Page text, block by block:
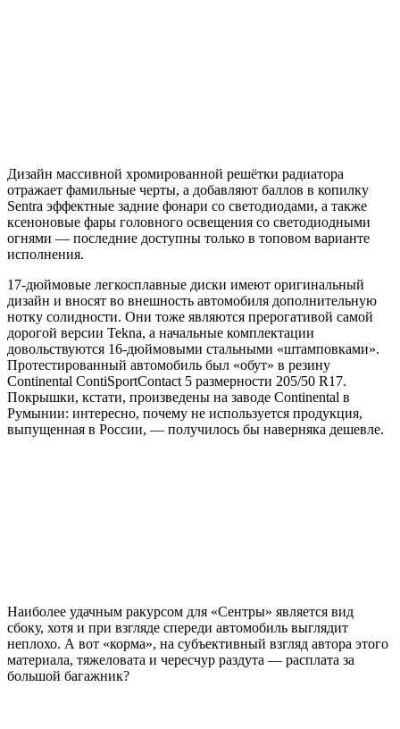
Дизайн массивной хромированной решётки радиатора
отражает фамильные черты, а добавляют баллов в копилку
Sentra эффектные задние фонари со светодиодами, а также
ксеноновые фары головного освещения со светодиодными
огнями — последние доступны только в топовом варианте
исполнения.
17-дюймовые легкосплавные диски имеют оригинальный
дизайн и вносят во внешность автомобиля дополнительную
нотку солидности. Они тоже являются прерогативой самой
дорогой версии Tekna, а начальные комплектации
довольствуются 16-дюймовыми стальными «штамповками».
Протестированный автомобиль был «обут» в резину
Continental ContiSportContact 5 размерности 205/50 R17.
Покрышки, кстати, произведены на заводе Continental в
Румынии: интересно, почему не используется продукция,
выпущенная в России, — получилось бы наверняка дешевле.
Наиболее удачным ракурсом для «Сентры» является вид
сбоку, хотя и при взгляде спереди автомобиль выглядит
неплохо. А вот «корма», на субъективный взгляд автора этого
материала, тяжеловата и чересчур раздута — расплата за
большой багажник?